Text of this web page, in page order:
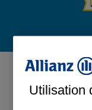
Garantie des
Assurance
Avis
Utilisation